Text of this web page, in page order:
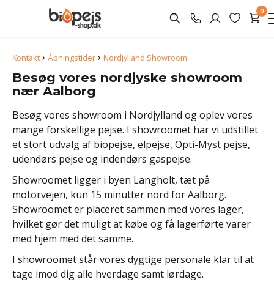
0
Kontakt › Åbningstider › Nordjylland Showroom
Besøg vores nordjyske showroom
nær Aalborg
Besøg vores showroom i Nordjylland og oplev vores
mange forskellige pejse. I showroomet har vi udstillet
et stort udvalg af biopejse, elpejse, Opti-Myst pejse,
udendørs pejse og indendørs gaspejse.
Showroomet ligger i byen Langholt, tæt på
motorvejen, kun 15 minutter nord for Aalborg.
Showroomet er placeret sammen med vores lager,
hvilket gør det muligt at købe og få lagerførte varer
med hjem med det samme.
I showroomet står vores dygtige personale klar til at
tage imod dig alle hverdage samt lørdage.